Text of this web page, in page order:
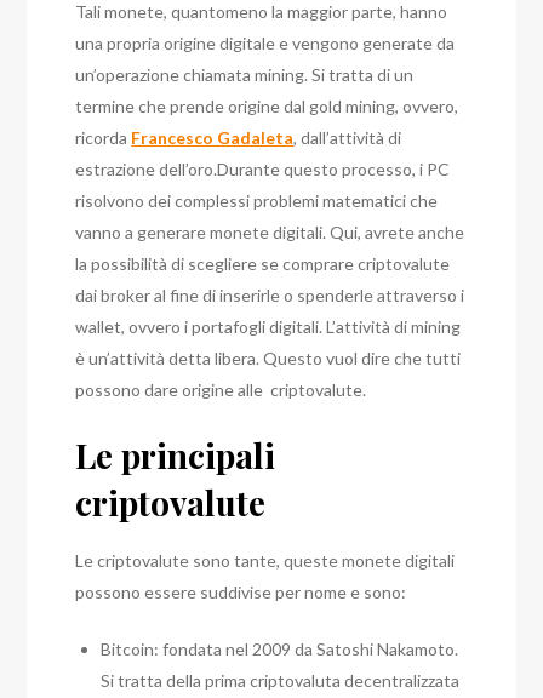
Tali monete, quantomeno la maggior parte, hanno
una propria origine digitale e vengono generate da
un’operazione chiamata mining. Si tratta di un
termine che prende origine dal gold mining, ovvero,
ricorda Francesco Gadaleta, dall’attività di
estrazione dell’oro.Durante questo processo, i PC
risolvono dei complessi problemi matematici che
vanno a generare monete digitali. Qui, avrete anche
la possibilità di scegliere se comprare criptovalute
dai broker al fine di inserirle o spenderle attraverso i
wallet, ovvero i portafogli digitali.L’attività di mining
è un’attività detta libera. Questo vuol dire che tutti
possono dare origine alle criptovalute.
Le principali
criptovalute
Le criptovalute sono tante, queste monete digitali
possono essere suddivise per nome e sono:
Bitcoin: fondata nel 2009 da Satoshi Nakamoto.
Si tratta della prima criptovaluta decentralizzata